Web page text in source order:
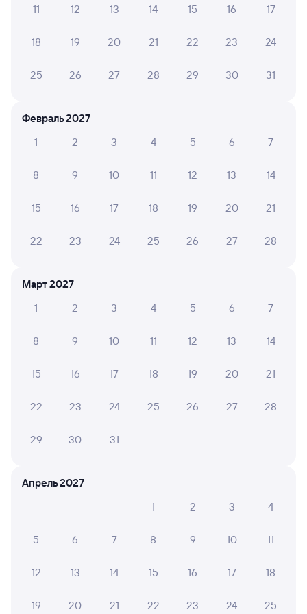
А ещё здесь можно найти
Обратные билеты из Шафраново в Икабью
Отели
11 12 13 14 15 16 17
18 19 20 21 22 23 24
25 26 27 28 29 30 31
Февраль 2027
1
2 3 4 5 6 7
8 9 10 11 12 13 14
15 16 17 18 19 20 21
22 23 24 25 26 27 28
Март 2027
1
2 3 4 5 6 7
8 9 10 11 12 13 14
15 16 17 18 19 20 21
22 23 24 25 26 27 28
29 30 31
Апрель 2027
1
2 3 4
5 6 7 8 9 10 11
12 13 14 15 16 17 18
19 20 21 22 23 24 25